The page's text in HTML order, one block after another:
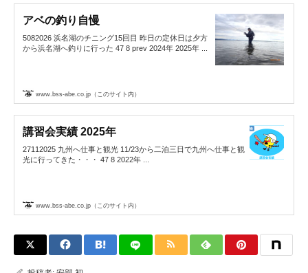
アベの釣り自慢
5082026 浜名湖のチニング15回目 昨日の定休日は夕方
から浜名湖へ釣りに行った 47 8 prev 2024年 2025年 ...
www.bss-abe.co.jp（このサイト内）
講習会実績 2025年
27112025 九州へ仕事と観光 11/23から二泊三日で九州へ仕事と観
光に行ってきた・・・ 47 8 2022年 ...
www.bss-abe.co.jp（このサイト内）